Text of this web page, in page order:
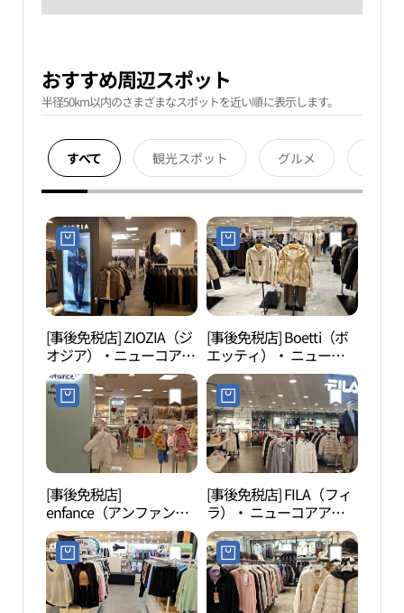
おすすめ周辺スポット
半径50km以内のさまざまなスポットを近い順に表示します。
すべて 観光スポット グルメ
[事後免税店] ZIOZIA（ジ
オジア）・ニューコアア
ウトレット・ピョンチョ
ン（坪村）店 (지오지아
뉴코아아울렛 평촌점)
[事後免税店] Boetti（ボ
エッティ）・ ニューコ
アアウトレットピョンチ
ョン（坪村）店(보에띠
뉴코아아울렛 평촌점)
[事後免税店]
enfance（アンファン
ス）・ ニューコアアウ
トレットピョンチョン
（坪村）店(앙팡스 뉴코
아아울렛 평촌점)
[事後免税店] FILA（フィ
ラ）・ ニューコアアウ
トレットピョンチョン
（坪村）店(휠라 뉴코아
아울렛 평촌점)